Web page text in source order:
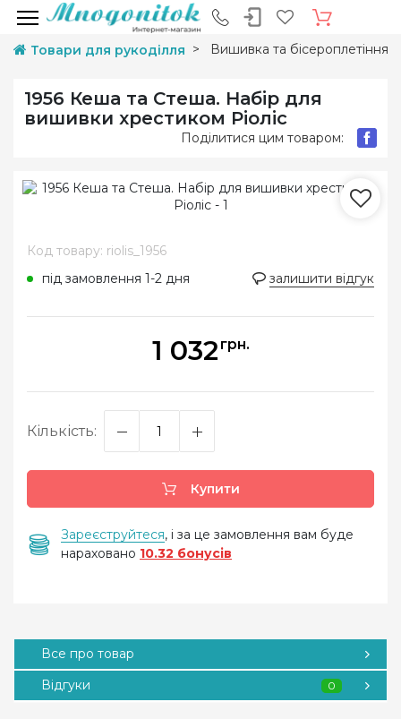
Товари для рукоділля Вишивка та бісероплетіння
1956 Кеша та Стеша. Набір для
вишивки хрестиком Ріоліс
Поділитися цим товаром:
Код товару: riolis_1956
під замовлення 1-2 дня
залишити відгук
1 032 грн.
Кількість:
Купити
Зареєструйтеся, і за це замовлення вам буде
нараховано 10.32 бонусів
Все про товар
Відгуки
0